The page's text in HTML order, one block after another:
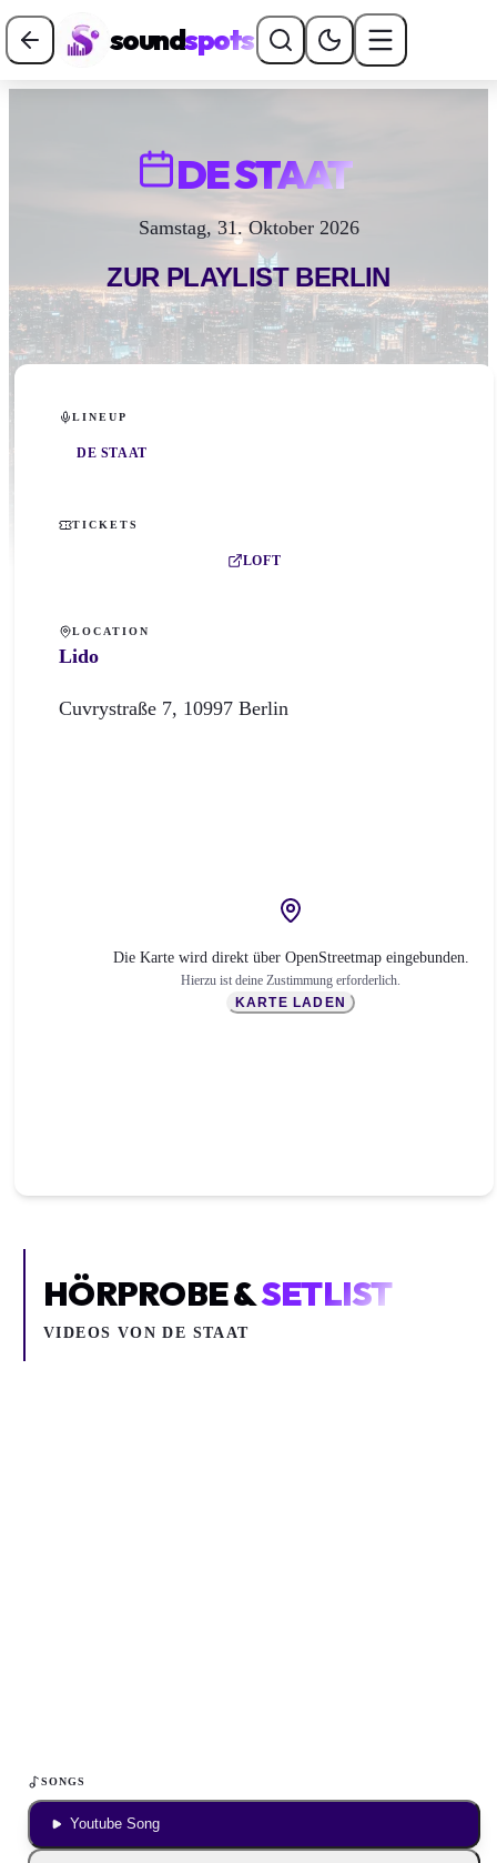
soundspots
DE STAAT
Samstag, 31. Oktober 2026
ZUR PLAYLIST BERLIN
LINEUP
DE STAAT
TICKETS
LOFT
LOCATION
Lido
Cuvrystraße 7, 10997 Berlin
Die Karte wird direkt über OpenStreetmap eingebunden.
Hierzu ist deine Zustimmung erforderlich.
KARTE LADEN
HÖRPROBE &SETLIST
VIDEOS VONDE STAAT
SONGS
Youtube Song